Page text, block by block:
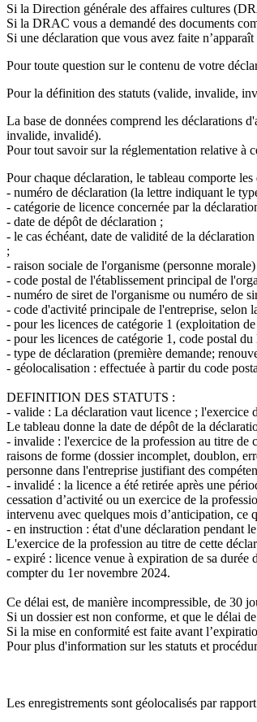
Si la Direction générale des affaires cultures
Si la DRAC vous a demandé des documents
Si une déclaration que vous avez faite
Pour toute question sur le contenu de votre
Pour la définition des statuts (valide, invalide,
La base de données comprend les déclarations
invalide, invalidé).
Pour tout savoir sur la réglementation relative à
Pour chaque déclaration, le tableau comporte les
- numéro de déclaration (la lettre indiquant le
- catégorie de licence concernée par la
- date de dépôt de déclaration ;
- le cas échéant, date de validité de la
;
- raison sociale de l'organisme (personne
- code postal de l'établissement principal de
- numéro de siret de l'organisme ou numéro de
- code d'activité principale de l'entreprise, selon
- pour les licences de catégorie 1 (exploitation
- pour les licences de catégorie 1, code postal du
- type de déclaration (première demande;
- géolocalisation : effectuée à partir du code
DEFINITION DES STATUTS :
- valide : La déclaration vaut licence ; l'exercice
Le tableau donne la date de dépôt de la
- invalide : l'exercice de la profession au titre de
raisons de forme (dossier incomplet, doublon,
personne dans l'entreprise justifiant des
- invalidé : la licence a été retirée après une
cessation d’activité ou un exercice de la
intervenu avec quelques mois d’anticipation, ce
- en instruction : état d'une déclaration pendant
L'exercice de la profession au titre de cette
- expiré : licence venue à expiration de sa durée
compter du 1er novembre 2024.
Ce délai est, de manière incompressible, de 30
Si un dossier est non conforme, et que le délai
Si la mise en conformité est faite avant
Pour plus d'information sur les statuts et
Les enregistrements sont géolocalisés par